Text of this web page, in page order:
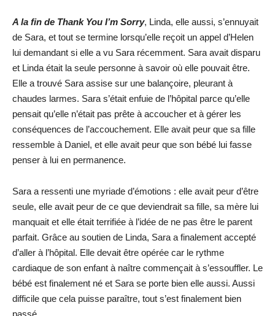
A la fin de Thank You I’m Sorry, Linda, elle aussi, s’ennuyait
de Sara, et tout se termine lorsqu’elle reçoit un appel d’Helen
lui demandant si elle a vu Sara récemment. Sara avait disparu
et Linda était la seule personne à savoir où elle pouvait être.
Elle a trouvé Sara assise sur une balançoire, pleurant à
chaudes larmes. Sara s’était enfuie de l’hôpital parce qu’elle
pensait qu’elle n’était pas prête à accoucher et à gérer les
conséquences de l’accouchement. Elle avait peur que sa fille
ressemble à Daniel, et elle avait peur que son bébé lui fasse
penser à lui en permanence.
Sara a ressenti une myriade d’émotions : elle avait peur d’être
seule, elle avait peur de ce que deviendrait sa fille, sa mère lui
manquait et elle était terrifiée à l’idée de ne pas être le parent
parfait. Grâce au soutien de Linda, Sara a finalement accepté
d’aller à l’hôpital. Elle devait être opérée car le rythme
cardiaque de son enfant à naître commençait à s’essouffler. Le
bébé est finalement né et Sara se porte bien elle aussi. Aussi
difficile que cela puisse paraître, tout s’est finalement bien
passé.